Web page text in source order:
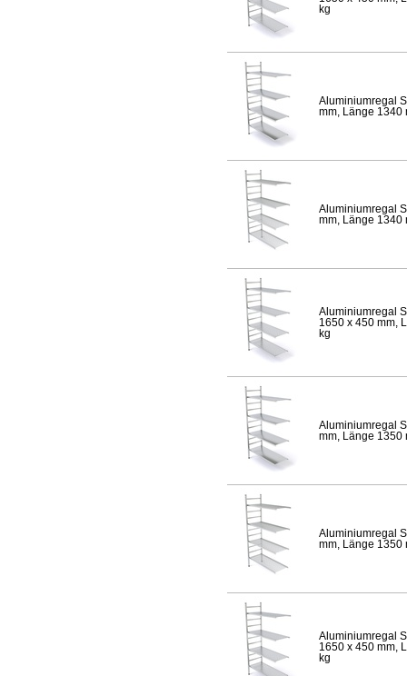
kg
Aluminiumregal
mm, Länge 1340
Aluminiumregal
mm, Länge 1340
Aluminiumregal
1650 x 450 mm,
kg
Aluminiumregal
mm, Länge 1350
Aluminiumregal
mm, Länge 1350
Aluminiumregal
1650 x 450 mm,
kg